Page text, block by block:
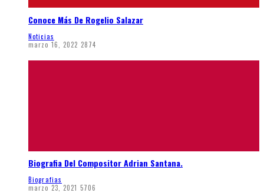
Conoce Más De Rogelio Salazar
Noticias
marzo 16, 2022 2874
Biografia Del Compositor Adrian Santana.
Biografias
marzo 23, 2021 5706